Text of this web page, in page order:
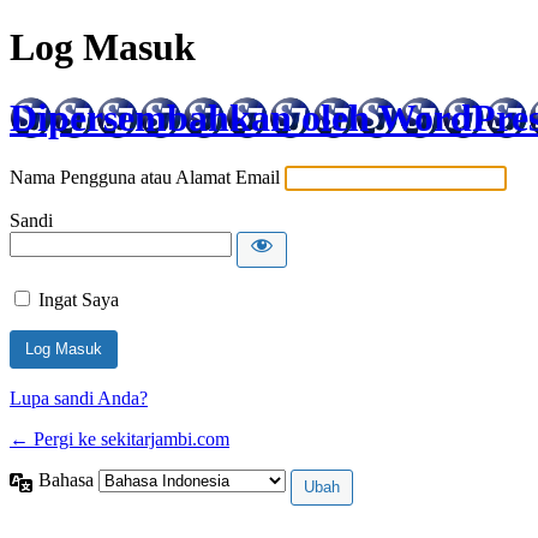
Log Masuk
Dipersembahkan oleh
Nama Pengguna atau Alamat Email
Sandi
Ingat Saya
Lupa sandi Anda?
← Pergi ke sekitarjambi.com
Bahasa